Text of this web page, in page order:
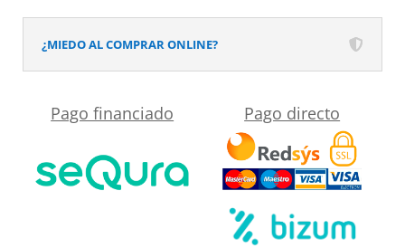
de
baño
y
humedas
¿MIEDO AL COMPRAR ONLINE?
Pago financiado Pago directo